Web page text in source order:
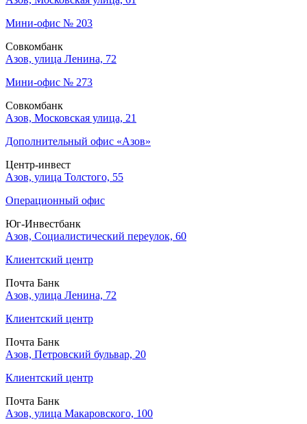
Мини-офис № 203
Совкомбанк
Азов, улица Ленина, 72
Мини-офис № 273
Совкомбанк
Азов, Московская улица, 21
Дополнительный офис «Азов»
Центр-инвест
Азов, улица Толстого, 55
Операционный офис
Юг-Инвестбанк
Азов, Социалистический переулок, 60
Клиентский центр
Почта Банк
Азов, улица Ленина, 72
Клиентский центр
Почта Банк
Азов, Петровский бульвар, 20
Клиентский центр
Почта Банк
Азов, улица Макаровского, 100